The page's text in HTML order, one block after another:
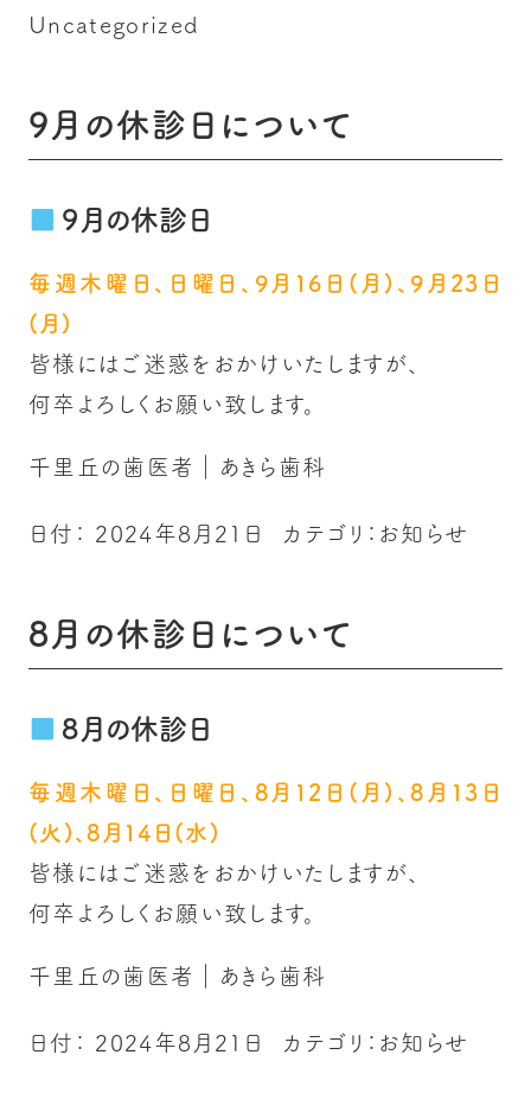
Uncategorized
9月の休診日について
9月の休診日
毎週木曜日、日曜日、9月16日(月)、9月23日
(月)
皆様にはご迷惑をおかけいたしますが、
何卒よろしくお願い致します。
千里丘の歯医者｜あきら歯科
日付： 2024年8月21日 カテゴリ： お知らせ
8月の休診日について
8月の休診日
毎週木曜日、日曜日、8月12日(月)、8月13日
(火)、8月14日(水)
皆様にはご迷惑をおかけいたしますが、
何卒よろしくお願い致します。
千里丘の歯医者｜あきら歯科
日付： 2024年8月21日 カテゴリ： お知らせ